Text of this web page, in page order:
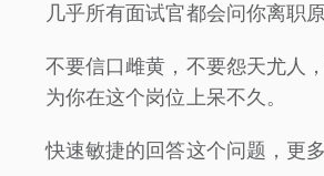
几乎所有面试官都会问你离职
不要信口雌黄，不要怨天尤人
为你在这个岗位上呆不久。
快速敏捷的回答这个问题，更